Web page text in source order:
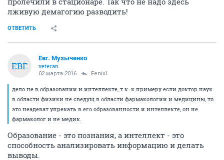
лживую демагогию разводить!
ОТВЕТИТЬ
ЕВГ.
Евг. Музыченко
veteran
02 марта 2016 Fenix1
дело не в образовании и интеллекте, т.к. к примеру если доктор наук
в области физики не сведущ в области фармакологии и медицины, то
это неадеват упрекать в его образованности и интеллекте, он не
фармаколог и не медик.
Образование - это познания, а интеллект - это
способность анализировать информацию и делать
выводы.